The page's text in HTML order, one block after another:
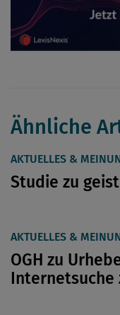
Ähnliche
AKTUELLES &
Studie zu
AKTUELLES &
OGH zu
Internetsuche